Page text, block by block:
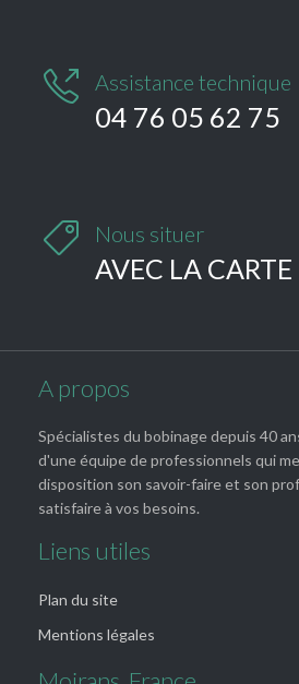
 Assistance technique
04 76 05 62 75
 Nous situer
AVEC LA CARTE
A propos
Spécialistes du bobinage depuis 40
d'une équipe de professionnels qui
disposition son savoir-faire et son
satisfaire à vos besoins.
Liens utiles
Plan du site
Mentions légales